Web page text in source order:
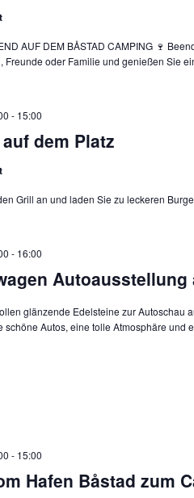
AUF DEM BÅSTAD CAMPING 🍷
Freunde oder Familie und genießen Sie
dem Platz
- 15:00
Grill an und laden Sie zu leckeren
Autoausstellung
- 16:00
glänzende Edelsteine zur Autoschau
schöne Autos, eine tolle Atmosphäre und
Hafen Båstad zum
- 15:00